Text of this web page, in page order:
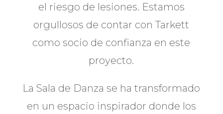
el riesgo de lesiones. Estamos
orgullosos de contar con Tarkett
como socio de confianza en este
proyecto.
La Sala de Danza se ha transformado
en un espacio inspirador donde los